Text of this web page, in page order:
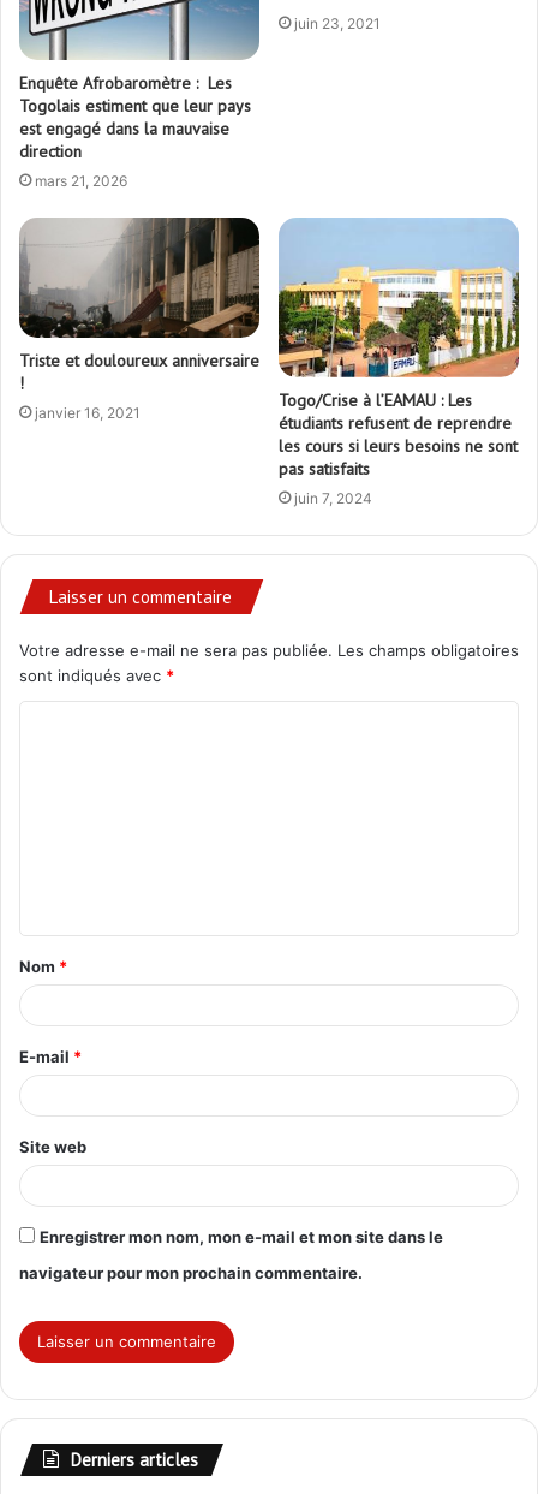
Enquête Afrobaromètre : Les
Togolais estiment que leur pays
est engagé dans la mauvaise
direction
mars 21, 2026
juin 23, 2021
Triste et douloureux anniversaire
!
janvier 16, 2021
Togo/Crise à l’EAMAU : Les
étudiants refusent de reprendre
les cours si leurs besoins ne sont
pas satisfaits
juin 7, 2024
Laisser un commentaire
Votre adresse e-mail ne sera pas publiée. Les champs obligatoires
sont indiqués avec *
t
a
i
e
*
Nom *
E-mail *
Site web
Enregistrer mon nom, mon e-mail et mon site dans le
navigateur pour mon prochain commentaire.
Derniers articles